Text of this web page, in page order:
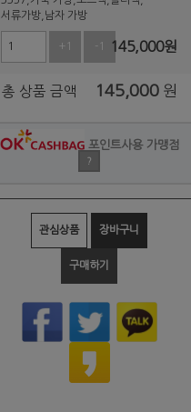
서류가방,남자 가방
+1 -1 145,000원
총 상품 금액 145,000 원
포인트사용 가맹점
?
관심상품 장바구니
구매하기